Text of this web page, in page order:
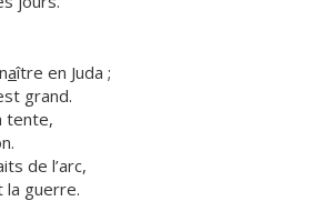
aître en Juda ;
grand.
tente,
de l’arc,
la guerre.